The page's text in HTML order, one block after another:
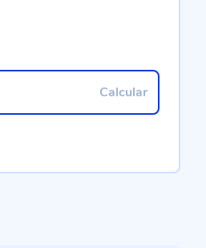
Calcular